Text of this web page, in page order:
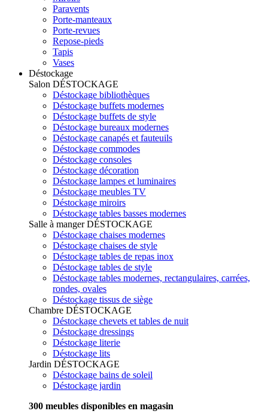
Paravents
Porte-manteaux
Porte-revues
Repose-pieds
Tapis
Vases
Déstockage
Salon DÉSTOCKAGE
Déstockage bibliothèques
Déstockage buffets modernes
Déstockage buffets de style
Déstockage bureaux modernes
Déstockage canapés et fauteuils
Déstockage commodes
Déstockage consoles
Déstockage décoration
Déstockage lampes et luminaires
Déstockage meubles TV
Déstockage miroirs
Déstockage tables basses modernes
Salle à mangerDÉSTOCKAGE
Déstockage chaises modernes
Déstockage chaises de style
Déstockage tables de repas inox
Déstockage tables de style
Déstockage tables modernes, rectangulaires, carrées,
rondes, ovales
Déstockage tissus de siège
Chambre DÉSTOCKAGE
Déstockage chevets et tables de nuit
Déstockage dressings
Déstockage literie
Déstockage lits
Jardin DÉSTOCKAGE
Déstockage bains de soleil
Déstockage jardin
300 meubles disponibles en magasin